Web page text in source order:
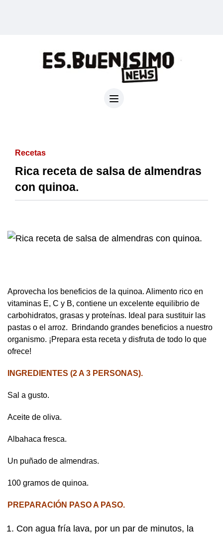
Recetas
Rica receta de salsa de almendras
con quinoa.
Aprovecha los beneficios de la quinoa. Alimento rico en
vitaminas E, C y B, contiene un excelente equilibrio de
carbohidratos, grasas y proteínas. Ideal para sustituir las
pastas o el arroz. Brindando grandes beneficios a nuestro
organismo. ¡Prepara esta receta y disfruta de todo lo que
ofrece!
INGREDIENTES (2 A 3 PERSONAS).
Sal a gusto.
Aceite de oliva.
Albahaca fresca.
Un puñado de almendras.
100 gramos de quinoa.
PREPARACIÓN PASO A PASO.
Con agua fría lava, por un par de minutos, la